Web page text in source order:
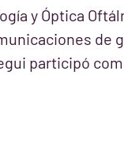
y Óptica
de
participó